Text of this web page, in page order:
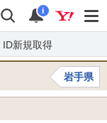
検索 通知
i
ID新規取得
岩手県